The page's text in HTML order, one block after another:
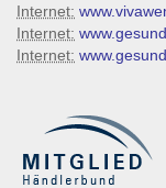
Internet:
Internet:
Internet: